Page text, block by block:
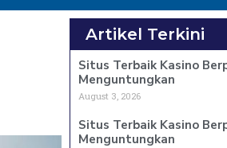
Artikel Terkini
Situs Terbaik Kasino
Menguntungkan
August 3, 2026
Situs Terbaik Kasino
Menguntungkan